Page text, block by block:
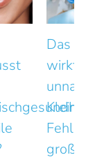
Das Lächeln
unnatürlich?
mit